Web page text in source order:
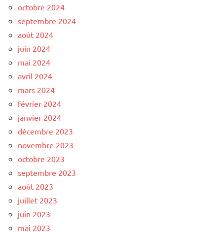
octobre 2024
septembre 2024
août 2024
juin 2024
mai 2024
avril 2024
mars 2024
février 2024
janvier 2024
décembre 2023
novembre 2023
octobre 2023
septembre 2023
août 2023
juillet 2023
juin 2023
mai 2023